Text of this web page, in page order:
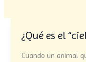
¿Qué es el
Cuando un animal
¿Qué
el